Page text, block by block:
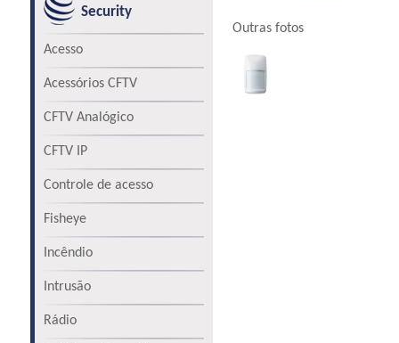
Security
Acesso
Acessórios CFTV
CFTV Analógico
CFTV IP
Controle de acesso
Fisheye
Incêndio
Intrusão
Rádio
Outras fotos